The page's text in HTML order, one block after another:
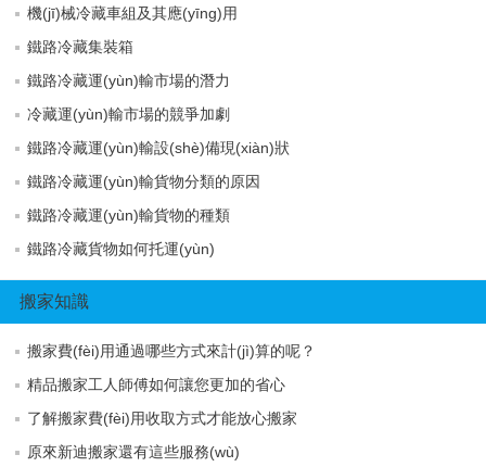
機(jī)械冷藏車組及其應(yīng)用
鐵路冷藏集裝箱
鐵路冷藏運(yùn)輸市場的潛力
冷藏運(yùn)輸市場的競爭加劇
鐵路冷藏運(yùn)輸設(shè)備現(xiàn)狀
鐵路冷藏運(yùn)輸貨物分類的原因
鐵路冷藏運(yùn)輸貨物的種類
鐵路冷藏貨物如何托運(yùn)
搬家知識
搬家費(fèi)用通過哪些方式來計(jì)算的呢？
精品搬家工人師傅如何讓您更加的省心
了解搬家費(fèi)用收取方式才能放心搬家
原來新迪搬家還有這些服務(wù)